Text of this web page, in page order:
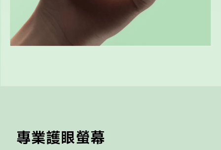
專業護眼螢幕